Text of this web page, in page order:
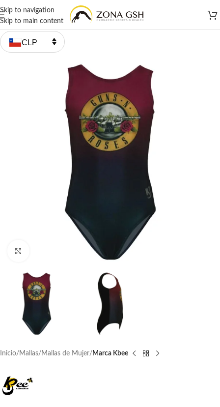
Skip to navigation
Skip to main content
CLP
Inicio Mallas Mallas de Mujer Marca Kbee